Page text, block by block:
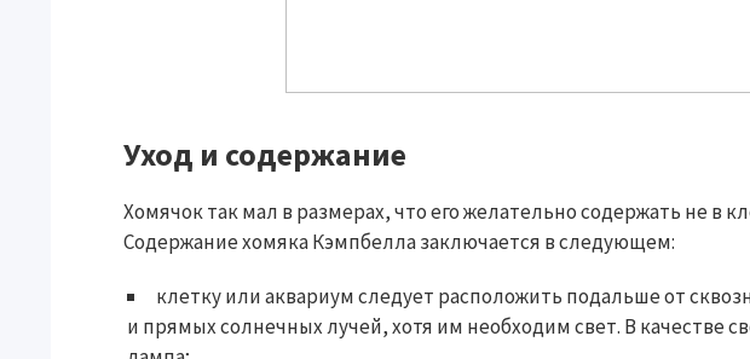
Уход и содержание
Хомячок так мал в размерах, что его желательно содержать не в
Содержание хомяка Кэмпбелла заключается в следующем:
клетку или аквариум следует расположить подальше от
и прямых солнечных лучей, хотя им необходим свет. В качестве